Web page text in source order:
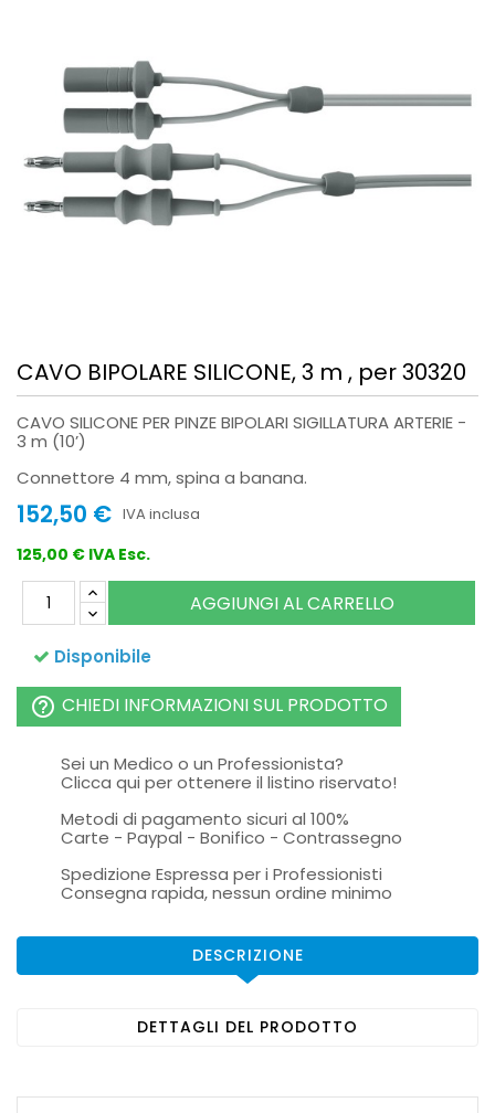
CAVO BIPOLARE SILICONE, 3 m , per 30320
CAVO SILICONE PER PINZE BIPOLARI SIGILLATURA ARTERIE -
3 m (10’)
Connettore 4 mm, spina a banana.
152,50 € IVA inclusa
125,00 € IVA Esc.
AGGIUNGI AL CARRELLO
Disponibile
help_outline CHIEDI INFORMAZIONI SUL PRODOTTO
Sei un Medico o un Professionista?
Clicca qui per ottenere il listino riservato!
Metodi di pagamento sicuri al 100%
Carte - Paypal - Bonifico - Contrassegno
Spedizione Espressa per i Professionisti
Consegna rapida, nessun ordine minimo
DESCRIZIONE
DETTAGLI DEL PRODOTTO